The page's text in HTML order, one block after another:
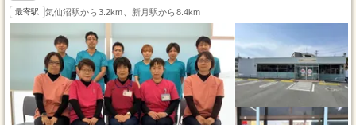
最寄駅 気仙沼駅から3.2km、新月駅から8.4km